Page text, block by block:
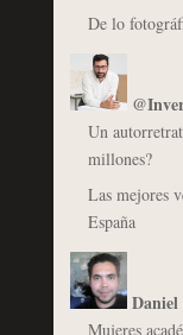
De lo
Un
millones?
Las mejores
España
Daniel
Mujeres